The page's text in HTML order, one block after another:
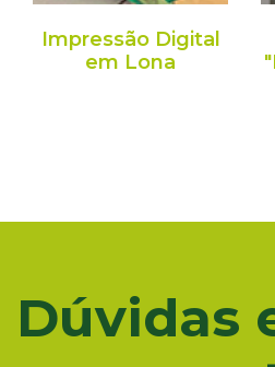
Impressão Digital
em Lona
Dúvidas